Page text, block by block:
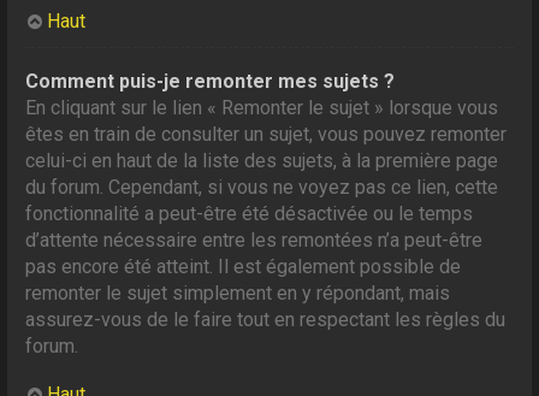
Haut
Comment puis-je remonter mes sujets ?
En cliquant sur le lien « Remonter le sujet » lorsque vous
êtes en train de consulter un sujet, vous pouvez remonter
celui-ci en haut de la liste des sujets, à la première page
du forum. Cependant, si vous ne voyez pas ce lien, cette
fonctionnalité a peut-être été désactivée ou le temps
d’attente nécessaire entre les remontées n’a peut-être
pas encore été atteint. Il est également possible de
remonter le sujet simplement en y répondant, mais
assurez-vous de le faire tout en respectant les règles du
forum.